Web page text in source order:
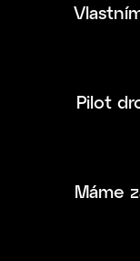
Pilot
Máme